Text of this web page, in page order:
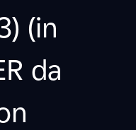
(in
da